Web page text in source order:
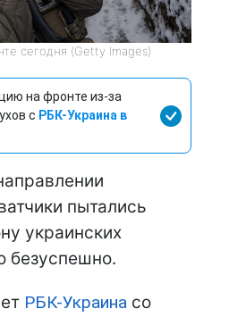
сегодня (Getty Images)
на фронте из-за
с РБК-Украина в
пытались
украинских
безуспешно.
РБК-Украина со